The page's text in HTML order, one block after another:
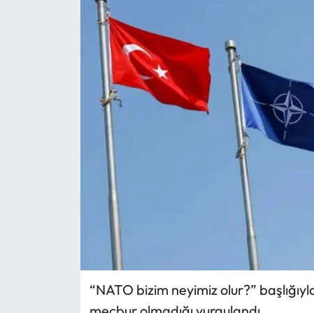
“NATO bizim neyimiz olur?”
İskilip Haberleri
Kargı Haberleri
Laçin Haberleri